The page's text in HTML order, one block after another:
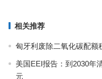
相关推荐
匈牙利废除二氧化碳配额
美国EEI报告：到2030年
元